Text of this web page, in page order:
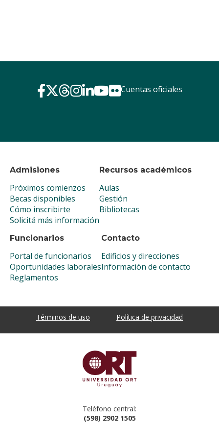
Admisiones
Próximos comienzos
Becas disponibles
Cómo inscribirte
Solicitá más información
Recursos académicos
Aulas
Gestión
Bibliotecas
Funcionarios
Portal de funcionarios
Oportunidades laborales
Reglamentos
Contacto
Edificios y direcciones
Información de contacto
Cuentas oficiales
Términos de uso Política de privacidad
Teléfono central:
(598) 2902 1505